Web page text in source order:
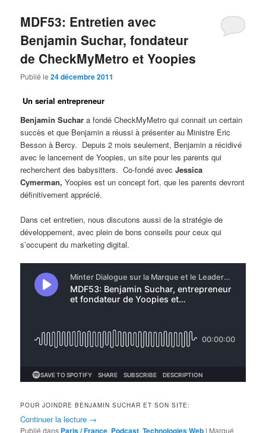
MDF53: Entretien avec
Benjamin Suchar, fondateur
de CheckMyMetro et Yoopies
Publié le24 décembre 2011
Un serial entrepreneur
Benjamin Suchar a fondé CheckMyMetro qui connait un certain
succès et que Benjamin a réussi à présenter au Ministre Eric
Besson à Bercy. Depuis 2 mois seulement, Benjamin a récidivé
avec le lancement de Yoopies, un site pour les parents qui
recherchent des babysitters. Co-fondé avecJessica
Cymerman, Yoopies est un concept fort, que les parents devront
définitivement apprécié.
Dans cet entretien, nous discutons aussi de la stratégie de
développement, avec plein de bons conseils pour ceux qui
s’occupent du marketing digital.
POUR JOINDRE BENJAMIN SUCHAR ET SON SITE:
Continuer la lecture →
Publié dans Paris / France, Podcast,Technologies Web | Marqué